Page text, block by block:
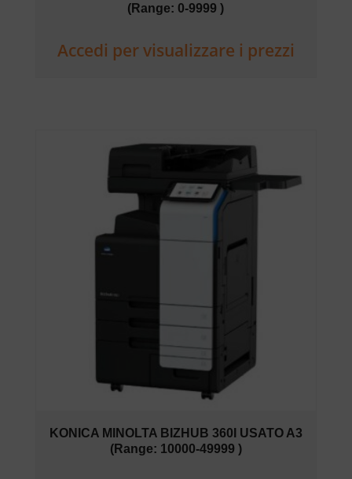
(Range: 0-9999 )
Accedi per visualizzare i prezzi
KONICA MINOLTA BIZHUB 360I USATO A3
(Range: 10000-49999 )